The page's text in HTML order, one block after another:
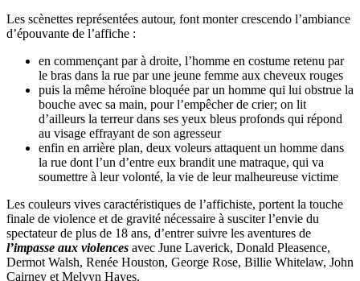
Les scènettes représentées autour, font monter crescendo l’ambiance
d’épouvante de l’affiche :
en commençant par à droite, l’homme en costume retenu par
le bras dans la rue par une jeune femme aux cheveux rouges
puis la même héroïne bloquée par un homme qui lui obstrue la
bouche avec sa main, pour l’empêcher de crier; on lit
d’ailleurs la terreur dans ses yeux bleus profonds qui répond
au visage effrayant de son agresseur
enfin en arrière plan, deux voleurs attaquent un homme dans
la rue dont l’un d’entre eux brandit une matraque, qui va
soumettre à leur volonté, la vie de leur malheureuse victime
Les couleurs vives caractéristiques de l’affichiste, portent la touche
finale de violence et de gravité nécessaire à susciter l’envie du
spectateur de plus de 18 ans, d’entrer suivre les aventures de
l’impasse aux violences avec June Laverick, Donald Pleasence,
Dermot Walsh, Renée Houston, George Rose, Billie Whitelaw, John
Cairney et Melvyn Hayes.